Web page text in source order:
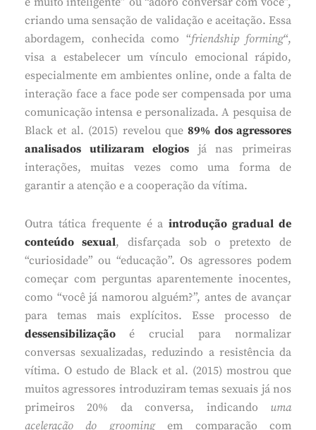
criando uma sensação de validação e aceitação. Essa
abordagem, conhecida como “friendship forming“,
visa a estabelecer um vínculo emocional rápido,
especialmente em ambientes online, onde a falta de
interação face a face pode ser compensada por uma
comunicação intensa e personalizada. A pesquisa de
Black et al. (2015) revelou que89% dos agressores
analisados utilizaram elogios já nas primeiras
interações, muitas vezes como uma forma de
garantir a atenção e a cooperação da vítima.
Outra tática frequente é aintrodução gradual de
conteúdo sexual, disfarçada sob o pretexto de
“curiosidade” ou “educação”. Os agressores podem
começar com perguntas aparentemente inocentes,
como “você já namorou alguém?”, antes de avançar
para temas mais explícitos. Esse processo de
dessensibilização é crucial para normalizar
conversas sexualizadas, reduzindo a resistência da
vítima. O estudo de Black et al. (2015) mostrou que
muitos agressores introduziram temas sexuais já nos
primeiros 20% da conversa, indicando uma
aceleração do groomingem comparação com